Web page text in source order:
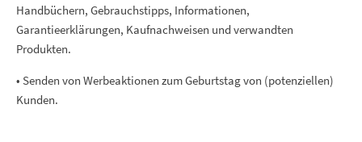
Handbüchern, Gebrauchstipps, Informationen,
Garantieerklärungen, Kaufnachweisen und verwandten
Produkten.
• Senden von Werbeaktionen zum Geburtstag von (potenziellen)
Kunden.